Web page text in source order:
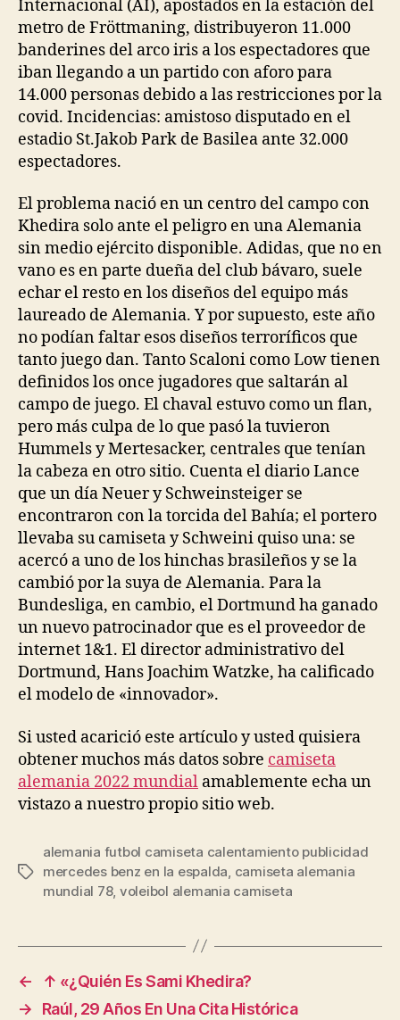
Internacional (AI), apostados en la estación del
metro de Fröttmaning, distribuyeron 11.000
banderines del arco iris a los espectadores que
iban llegando a un partido con aforo para
14.000 personas debido a las restricciones por la
covid. Incidencias: amistoso disputado en el
estadio St.Jakob Park de Basilea ante 32.000
espectadores.
El problema nació en un centro del campo con
Khedira solo ante el peligro en una Alemania
sin medio ejército disponible. Adidas, que no en
vano es en parte dueña del club bávaro, suele
echar el resto en los diseños del equipo más
laureado de Alemania. Y por supuesto, este año
no podían faltar esos diseños terroríficos que
tanto juego dan. Tanto Scaloni como Low tienen
definidos los once jugadores que saltarán al
campo de juego. El chaval estuvo como un flan,
pero más culpa de lo que pasó la tuvieron
Hummels y Mertesacker, centrales que tenían
la cabeza en otro sitio. Cuenta el diario Lance
que un día Neuer y Schweinsteiger se
encontraron con la torcida del Bahía; el portero
llevaba su camiseta y Schweini quiso una: se
acercó a uno de los hinchas brasileños y se la
cambió por la suya de Alemania. Para la
Bundesliga, en cambio, el Dortmund ha ganado
un nuevo patrocinador que es el proveedor de
internet 1&1. El director administrativo del
Dortmund, Hans Joachim Watzke, ha calificado
el modelo de «innovador».
Si usted acarició este artículo y usted quisiera
obtener muchos más datos sobre camiseta
alemania 2022 mundial amablemente echa un
vistazo a nuestro propio sitio web.
Etiquetas
alemania futbol camiseta calentamiento publicidad
mercedes benz en la espalda camiseta alemania
mundial 78, voleibol alemania camiseta
←
↑ «¿Quién Es Sami Khedira?
→
Raúl, 29 Años En Una Cita Histórica